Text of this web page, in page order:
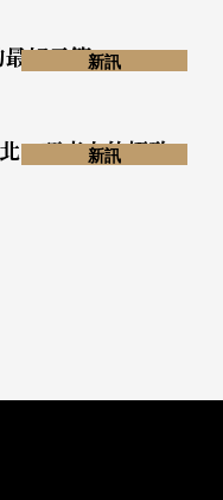
好示範新訊
，巧克力的極致
新訊